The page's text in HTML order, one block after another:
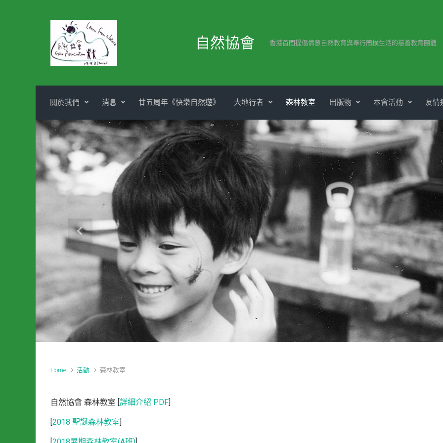
自然協會 香港首間提倡情意自然教育與奉行簡樸生活的慈善教育團體
關於我們 消息 廿五周年《快樂自然遊》 大地行者 森林教室 出版物 本會活動 友情
Previous
Home 活動 森林教室
自然協會 森林教室 [詳細介紹 PDF]
[2018 聖誕森林教室]